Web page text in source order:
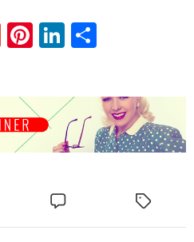
G
l
Pi
e
st
Li
e
dI
n
e
C
T